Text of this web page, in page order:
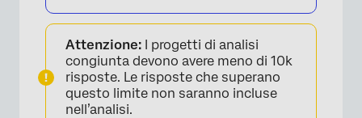
Attenzione: I progetti di analisi
congiunta devono avere meno di 10k
risposte. Le risposte che superano
questo limite non saranno incluse
nell’analisi.